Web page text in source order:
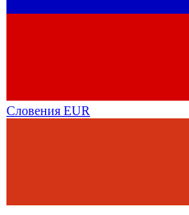
Словения EUR